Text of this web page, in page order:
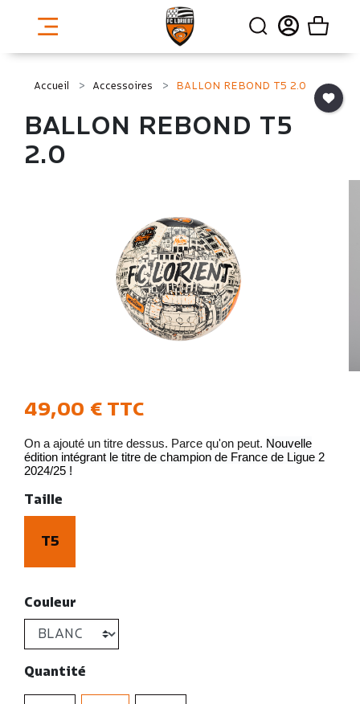
Accueil Accessoires BALLON REBOND T5 2.0
BALLON REBOND T5
2.0
49,00 € TTC
On a ajouté un titre dessus. Parce qu'on peut. Nouvelle
édition intégrant le titre de champion de France de Ligue 2
2024/25 !
Taille
T5
Couleur
Quantité